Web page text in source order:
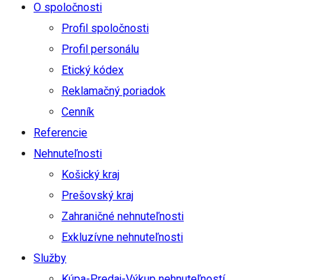
O spoločnosti
Profil spoločnosti
Profil personálu
Etický kódex
Reklamačný poriadok
Cenník
Referencie
Nehnuteľnosti
Košický kraj
Prešovský kraj
Zahraničné nehnuteľnosti
Exkluzívne nehnuteľnosti
Služby